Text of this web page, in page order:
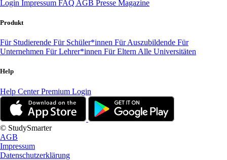
Login Impressum FAQ AGB Presse Magazine
Produkt
Für Studierende Für Schüler*innen Für Auszubildende Für
Unternehmen Für Lehrer*innen Für Eltern Alle Universitäten
Help
Help CenterPremium Login
© StudySmarter
AGB
Impressum
Datenschutzerklärung